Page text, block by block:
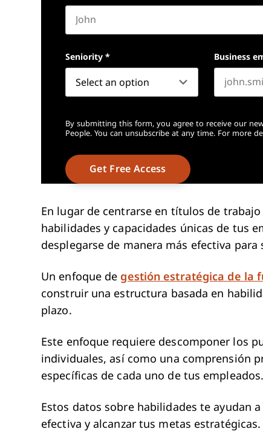
Seniority * Business
By submitting this form, you agree to receive our
People. You can unsubscribe at any time. For more
En lugar de centrarse en títulos de
habilidades y capacidades únicas de tus
desplegarse de manera más efectiva
Un enfoque de gestión estratégica de la
construir una estructura basada en
plazo.
Este enfoque requiere descomponer los
individuales, así como una comprensión
específicas de cada uno de tus empleados.
Estos datos sobre habilidades te ayudan
efectiva y alcanzar tus metas estratégicas.